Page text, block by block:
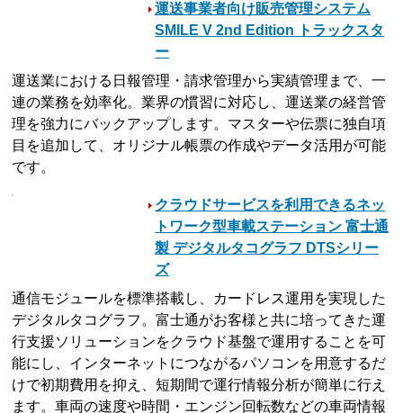
運送事業者向け販売管理システム
SMILE V 2nd Edition トラックスタ
ー
運送業における日報管理・請求管理から実績管理まで、一
連の業務を効率化。業界の慣習に対応し、運送業の経営管
理を強力にバックアップします。マスターや伝票に独自項
目を追加して、オリジナル帳票の作成やデータ活用が可能
です。
クラウドサービスを利用できるネッ
トワーク型車載ステーション 富士通
製 デジタルタコグラフ DTSシリー
ズ
通信モジュールを標準搭載し、カードレス運用を実現した
デジタルタコグラフ。富士通がお客様と共に培ってきた運
行支援ソリューションをクラウド基盤で運用することを可
能にし、インターネットにつながるパソコンを用意するだ
けで初期費用を抑え、短期間で運行情報分析が簡単に行え
ます。車両の速度や時間・エンジン回転数などの車両情報